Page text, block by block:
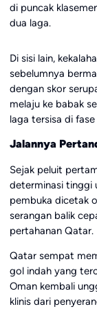
di puncak
dua laga.
Di sisi lain,
sebelumnya
dengan skor
melaju ke babak
laga tersisa di
Jalannya
Sejak peluit
determinasi tinggi
pembuka dicetak
serangan balik
pertahanan Qatar.
Qatar sempat
gol indah yang
Oman kembali
klinis dari